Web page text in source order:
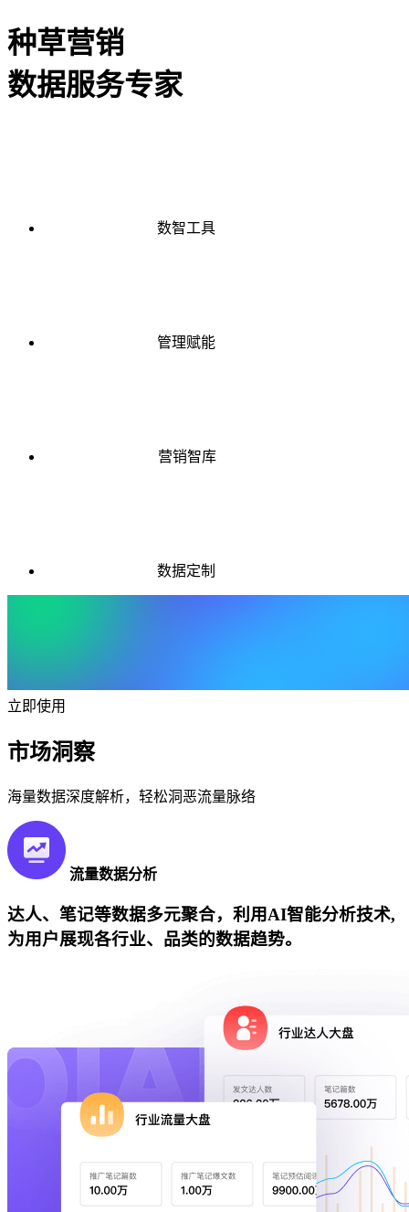
种草营销
数据服务专家
数智工具
管理赋能
营销智库
数据定制
立即使用
市场洞察
海量数据深度解析，轻松洞恶流量脉络
流量数据分析
达人、笔记等数据多元聚合，利用AI智能分析技术,
为用户展现各行业、品类的数据趋势。